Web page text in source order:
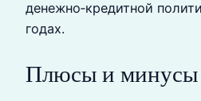
денежно‑кредитной
годах.
Плюсы и минусы